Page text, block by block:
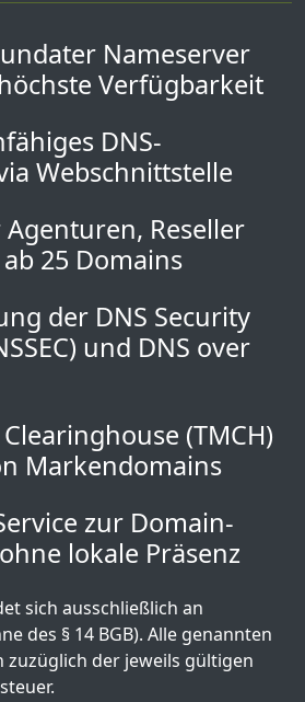
Nameserver
Verfügbarkeit
DNS-
Webschnittstelle
Reseller
25 Domains
der DNS Security
und DNS over
(TMCH)
Markendomains
zur Domain-
lokale Präsenz
sich ausschließlich an
des § 14 BGB). Alle genannten
zuzüglich der jeweils gültigen